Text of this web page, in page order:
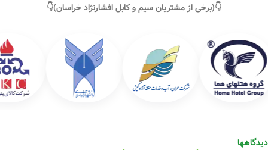
👇(برخی از مشتریان سیم و کابل افشارنژاد خراسان)👇
دیدگاهها